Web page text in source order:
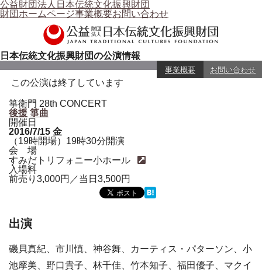
公益財団法人日本伝統文化振興財団
財団ホームページ事業概要お問い合わせ
日本伝統文化振興財団の公演情報
事業概要 お問い合わせ
この公演は終了しています
箏衛門 28th CONCERT
後援 箏曲
開催日
2016/7/15 金
（19時開場）19時30分開演
会 場
すみだトリフォニー小ホール
入場料
前売り3,000円／当日3,500円
出演
磯貝真紀、市川慎、神谷舞、カーティス・パターソン、小
池摩美、野口貴子、林千佳、竹本知子、福田優子、マクイ